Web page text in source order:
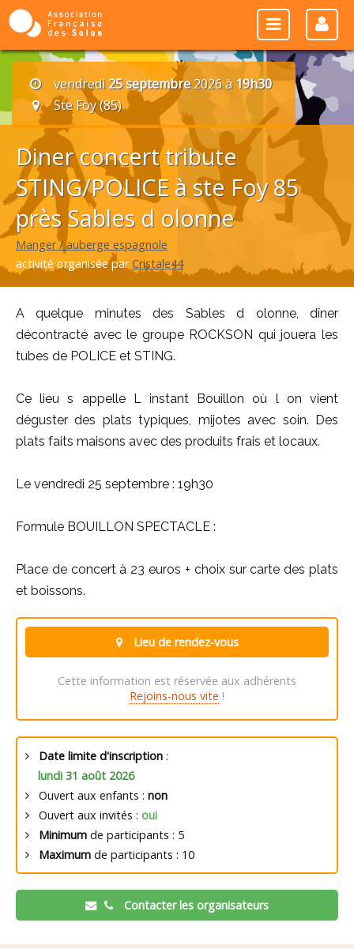
vendredi25 septembre2026 à 19h30
Ste Foy (85)
Diner concert tribute
STING/POLICE à ste Foy 85
près Sables d olonne
Manger / auberge espagnole
activité organisée parCristale44
A quelque minutes des Sables d olonne, dîner
décontracté avec le groupe ROCKSON qui jouera les
tubes de POLICE et STING.
Ce lieu s appelle L instant Bouillon où l on vient
déguster des plats typiques, mijotes avec soin. Des
plats faits maisons avec des produits frais et locaux.
Le vendredi 25 septembre : 19h30
Formule BOUILLON SPECTACLE :
Place de concert à 23 euros + choix sur carte des plats
et boissons.
Lieu de rendez-vous
Cette information est réservée aux adhérents
Rejoins-nous vite !
Date limite d'inscription :
lundi 31 août 2026
Ouvert aux enfants : non
Ouvert aux invités : oui
Minimum de participants : 5
Maximum de participants : 10
Contacter les organisateurs